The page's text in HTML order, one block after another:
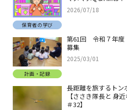
2026/07/18
保育者の学び
第61回 令和７年度
募集
2025/03/01
計画・記録
長距離を旅するトン
【ささき隊長と 身
＃32】